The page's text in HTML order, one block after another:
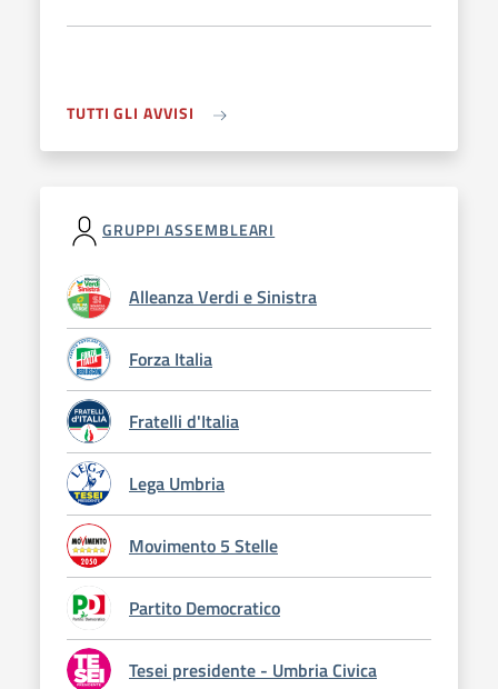
TUTTI GLI AVVISI
GRUPPI ASSEMBLEARI
Alleanza Verdi e Sinistra
Forza Italia
Fratelli d'Italia
Lega Umbria
Movimento 5 Stelle
Partito Democratico
Tesei presidente - Umbria Civica